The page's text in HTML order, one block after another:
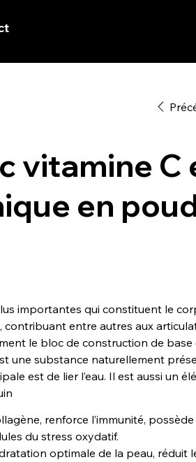
vitamine C
en
importantes qui constituent le
entre autres aux
le bloc de construction de base
une substance naturellement
est de lier l’eau. Il est aussi un
renforce l’immunité,
du stress oxydatif.
optimale de la peau, réduit